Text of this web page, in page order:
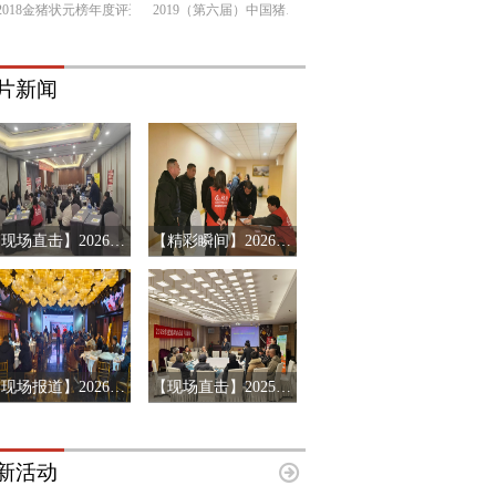
金猪状元榜年度评选 2019（第六届）中国猪产业链市场风险预警年会
新闻
【现场直击】2026第十三届猪产业链风险预警年会第三站-辽宁沈阳 【精彩瞬间】2026第十三届猪产业链风险预警年会济南站
【现场报道】2026第十三届中国猪产业链风险预警年会首站-河南郑州 【现场直击】2025下半年搜猪会员见面会-河北唐山站
活动